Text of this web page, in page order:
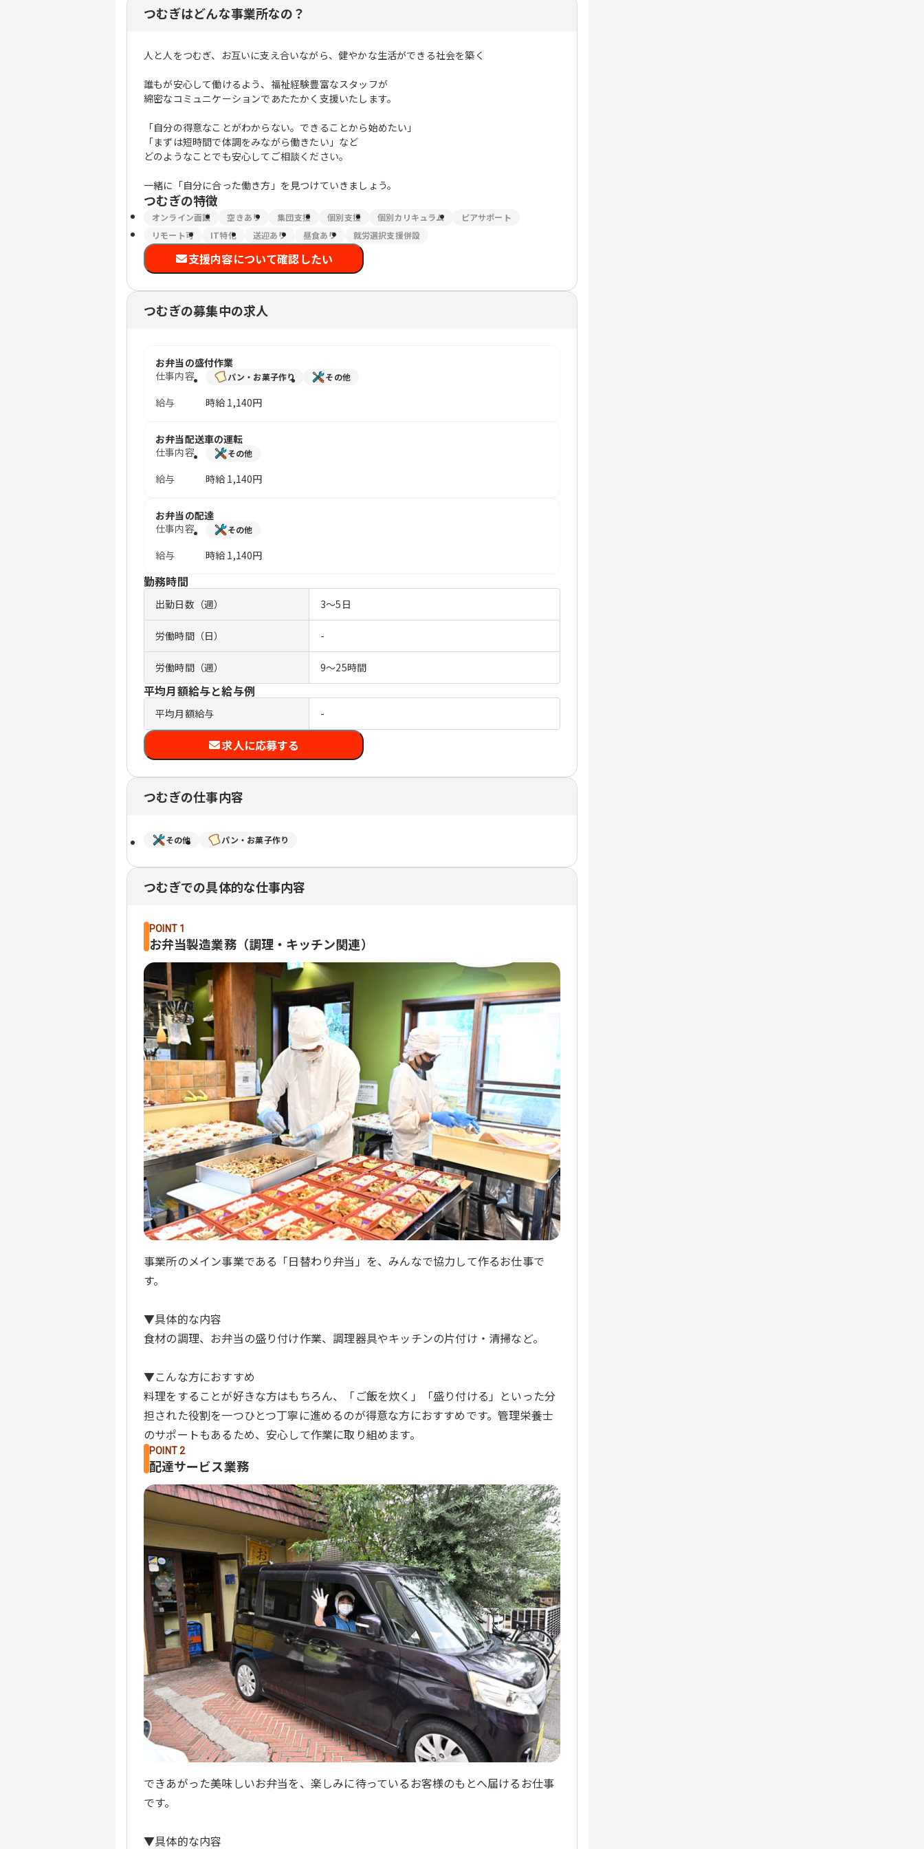
つむぎはどんな事業所なの？
人と人をつむぎ、お互いに支え合いながら、健やかな生活ができる社会を築く
誰もが安心して働けるよう、福祉経験豊富なスタッフが
綿密なコミュニケーションであたたかく支援いたします。
「自分の得意なことがわからない。できることから始めたい」
「まずは短時間で体調をみながら働きたい」など
どのようなことでも安心してご相談ください。
一緒に「自分に合った働き方」を見つけていきましょう。
つむぎの特徴
オンライン面談 空きあり 集団支援 個別支援 個別カリキュラム
ピアサポート
リモート可
IT特化 送迎あり 昼食あり 就労選択支援併設
支援内容について確認したい
つむぎの募集中の求人
お弁当の盛付作業
仕事内容
パン・お菓子作り その他
給与 時給 1,140円
お弁当配送車の運転
仕事内容
その他
給与 時給 1,140円
お弁当の配達
仕事内容
その他
給与 時給 1,140円
勤務時間
出勤日数（週） 3～5日
労働時間（日） -
労働時間（週） 9～25時間
平均月額給与と給与例
平均月額給与 -
求人に応募する
つむぎの仕事内容
その他 パン・お菓子作り
つむぎでの具体的な仕事内容
POINT 1
お弁当製造業務（調理・キッチン関連）
事業所のメイン事業である「日替わり弁当」を、みんなで協力して作るお仕事で
す。
▼具体的な内容
食材の調理、お弁当の盛り付け作業、調理器具やキッチンの片付け・清掃など。
▼こんな方におすすめ
料理をすることが好きな方はもちろん、「ご飯を炊く」「盛り付ける」といった分
担された役割を一つひとつ丁寧に進めるのが得意な方におすすめです。管理栄養士
のサポートもあるため、安心して作業に取り組めます。
POINT 2
配達サービス業務
できあがった美味しいお弁当を、楽しみに待っているお客様のもとへ届けるお仕事
です。
▼具体的な内容